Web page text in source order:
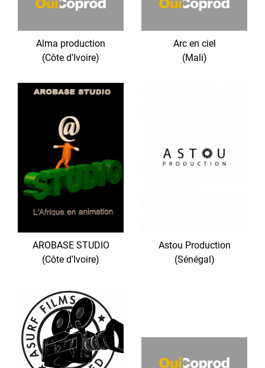
Alma production
(Côte d'Ivoire)
Arc en ciel
(Mali)
AROBASE STUDIO
(Côte d'Ivoire)
Astou Production
(Sénégal)